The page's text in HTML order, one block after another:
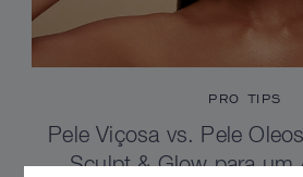
PRO TIPS
Pele Viçosa vs. Pele
Sculpt & Glow para um